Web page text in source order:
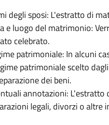
degli sposi: L'estratto di
e luogo del matrimonio:
celebrato.
patrimoniale: In alcuni
patrimoniale scelto
dei beni.
annotazioni:
legali, divorzi o